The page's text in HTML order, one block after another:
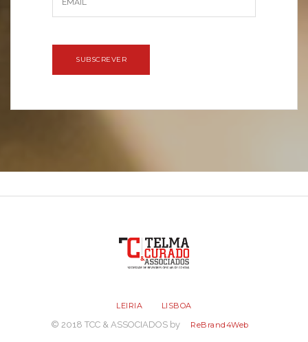
SUBSCREVER
LEIRIA LISBOA
© 2018 TCC & ASSOCIADOS by ReBrand4Web